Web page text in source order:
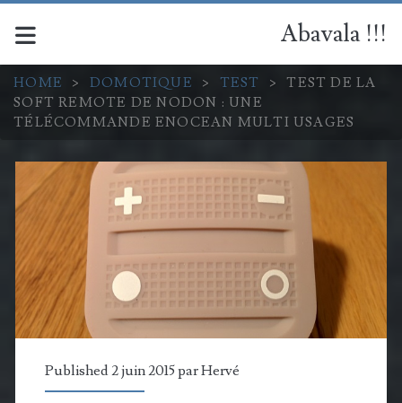
Abavala !!!
HOME > DOMOTIQUE > TEST >
TEST DE LA
SOFT REMOTE DE NODON : UNE
TÉLÉCOMMANDE ENOCEAN MULTI USAGES
Published 2 juin 2015 parHervé